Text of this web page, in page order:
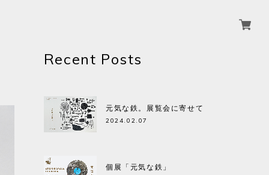
Recent Posts
元気な鉄。展覧会に寄せて
2024.02.07
個展「元気な鉄」